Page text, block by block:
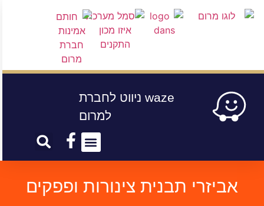
waze ניווט לחברת
למרום
אביזרי תבנית צינורות ופפקים